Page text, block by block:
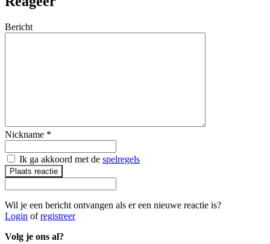
Bericht
Nickname *
Ik ga akkoord met de spelregels
Plaats reactie
Wil je een bericht ontvangen als er een nieuwe reactie is?
Login ofregistreer
Volg je ons al?